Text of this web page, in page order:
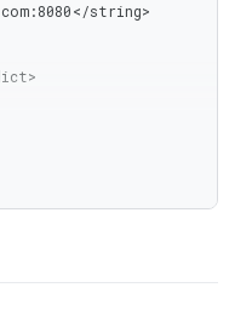
string>
string>